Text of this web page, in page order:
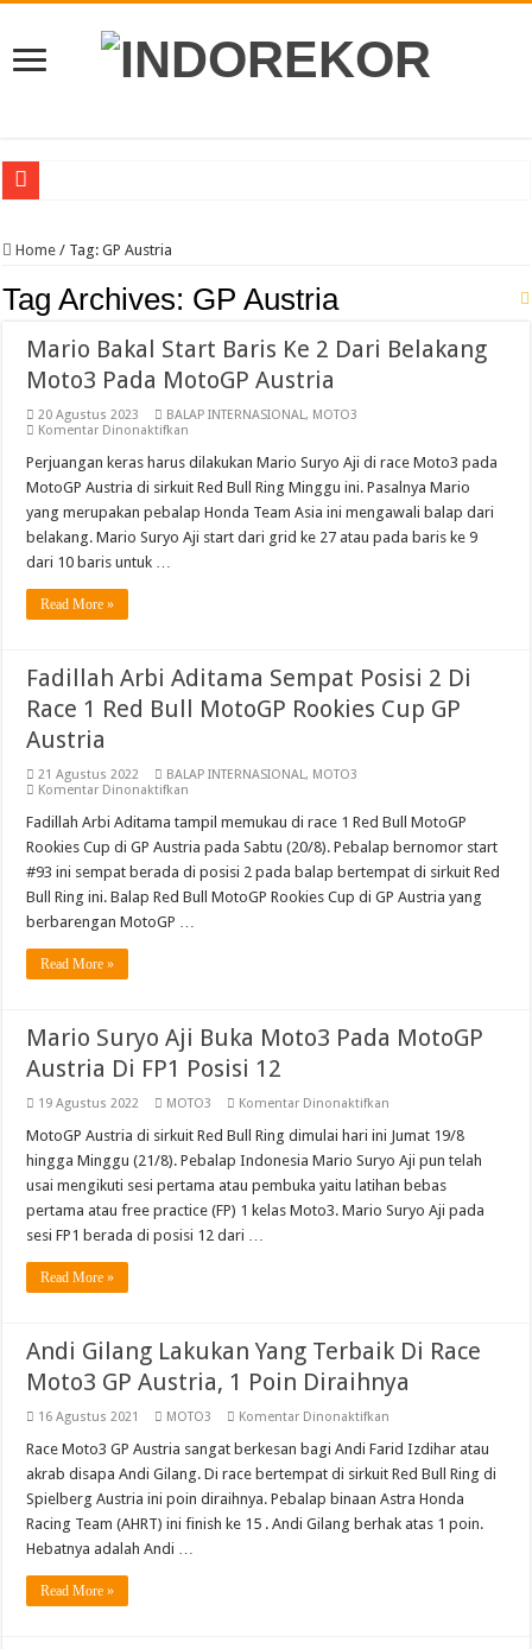
Moto2 GP Inggris, Mario Practice Ke 8 Antar Langsung Ke Q2
Moto2 Inggris, Mario Incar Poin Dan Lebih Dekat Di Barisan Depan
Pebalap Astra Honda Bertekad Lanjutkan Performa Positif di ARRC Mandalika
Jelang Asia Road Racing Championship Round 4 Mandalika, Pebalap
Moto3 Inggris Perdana Veda Balap Di Sirkuit Silverstone, Berikut Jadwal Race
Abimanyu Bintang Thailand Talent Cup Rd 3 Borong Juara, Giovanni Balap
Abimanyu Juara Race 1 Thailand Talent Cup Buriram Thailand
Home / Tag:GP Austria
Tag Archives: GP Austria
Mario Bakal Start Baris Ke 2 Dari Belakang
Moto3 Pada MotoGP Austria
20 Agustus 2023 BALAP INTERNASIONAL, MOTO3
Komentar Dinonaktifkan
Bakal
Baris
Ke
2
Dari
Perjuangan keras harus dilakukan Mario Suryo Aji di race Moto3 pada
MotoGP Austria di sirkuit Red Bull Ring Minggu ini. Pasalnya Mario
yang merupakan pebalap Honda Team Asia ini mengawali balap dari
belakang. Mario Suryo Aji start dari grid ke 27 atau pada baris ke 9
dari 10 baris untuk …
Read More »
Fadillah Arbi Aditama Sempat Posisi 2 Di
Race 1 Red Bull MotoGP Rookies Cup GP
Austria
21 Agustus 2022 BALAP INTERNASIONAL, MOTO3
Komentar Dinonaktifkan
Arbi
Aditama
Sempat
Posisi
2
Di
1
Austria
Fadillah Arbi Aditama tampil memukau di race 1 Red Bull MotoGP
Rookies Cup di GP Austria pada Sabtu (20/8). Pebalap bernomor start
#93 ini sempat berada di posisi 2 pada balap bertempat di sirkuit Red
Bull Ring ini. Balap Red Bull MotoGP Rookies Cup di GP Austria yang
berbarengan MotoGP …
Read More »
Mario Suryo Aji Buka Moto3 Pada MotoGP
Austria Di FP1 Posisi 12
19 Agustus 2022 MOTO3 Komentar Dinonaktifkan
Suryo
Aji
Buka
Moto3
Pada
MotoGP
MotoGP Austria di sirkuit Red Bull Ring dimulai hari ini Jumat 19/8
hingga Minggu (21/8). Pebalap Indonesia Mario Suryo Aji pun telah
usai mengikuti sesi pertama atau pembuka yaitu latihan bebas
pertama atau free practice (FP) 1 kelas Moto3. Mario Suryo Aji pada
sesi FP1 berada di posisi 12 dari …
Read More »
Andi Gilang Lakukan Yang Terbaik Di Race
Moto3 GP Austria, 1 Poin Diraihnya
16 Agustus 2021 MOTO3 Komentar Dinonaktifkan
Gilang
Yang
Terbaik
Di
Race
Race Moto3 GP Austria sangat berkesan bagi Andi Farid Izdihar atau
akrab disapa Andi Gilang. Di race bertempat di sirkuit Red Bull Ring di
Spielberg Austria ini poin diraihnya. Pebalap binaan Astra Honda
Racing Team (AHRT) ini finish ke 15 . Andi Gilang berhak atas 1 poin.
Hebatnya adalah Andi …
Read More »